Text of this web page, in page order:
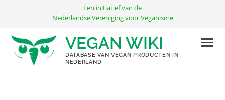
inhoud
Een initiatief van de
Nederlandse Vereniging voor Veganisme
VEGAN WIKI
DATABASE VAN VEGAN PRODUCTEN IN
NEDERLAND